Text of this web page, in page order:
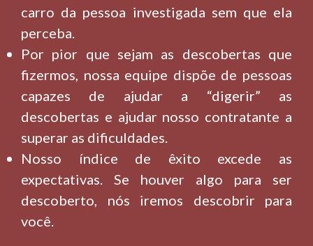
carro da pessoa investigada sem que ela
perceba.
Por pior que sejam as descobertas que
fizermos, nossa equipe dispõe de pessoas
capazes de ajudar a “digerir” as
descobertas e ajudar nosso contratante a
superar as dificuldades.
Nosso índice de êxito excede as
expectativas. Se houver algo para ser
descoberto, nós iremos descobrir para
você.